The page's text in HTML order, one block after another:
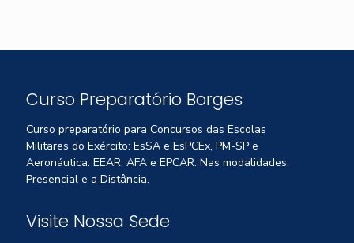
Curso Preparatório Borges
Curso preparatório para Concursos das Escolas
Militares do Exército: EsSA e EsPCEx, PM-SP e
Aeronáutica: EEAR, AFA e EPCAR. Nas modalidades:
Presencial e a Distância.
Visite Nossa Sede